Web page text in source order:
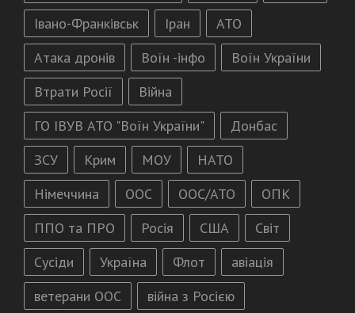
Івано-Франківськ
Іран
АТО
Атака дронів
Воїн -інфо
Воїн України
Втрати Росії
Війна
ГО ІВУВ АТО "Воїн України"
Донбас
ЗСУ
Крим МОУ
НАТО
Німеччина
ООС ООС/АТО
ОПК
ППО та ПРО
Росія США
Світ
Сусіди
Україна Флот
авіація
ветерани ООС
війна з Росією